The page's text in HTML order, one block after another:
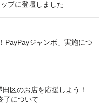
プに登壇しました
PayPayジャンボ」実施につ
区のお店を応援しよう！
了について